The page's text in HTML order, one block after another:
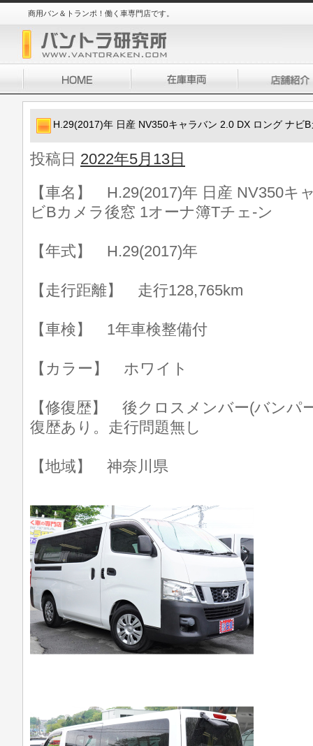
商用バン＆トランポ！働く車専門店です。
H.29(2017)年 日産 NV350キャラバン 2.0 DX ロング ナビ
投稿日 2022年5月13日
【車名】 H.29(2017)年 日産 NV350キ
ビBカメラ後窓 1オーナ簿Tチェ-ン
【年式】 H.29(2017)年
【走行距離】 走行128,765km
【車検】 1年車検整備付
【カラー】 ホワイト
【修復歴】 後クロスメンバー(バンパ
復歴あり。走行問題無し
【地域】 神奈川県